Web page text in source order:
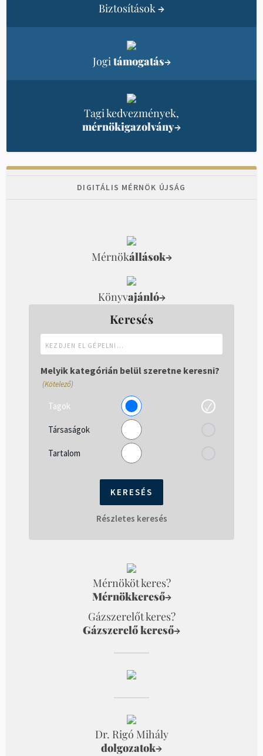
Biztosítások →
Jogitámogatás→
Tagi kedvezmények,
mérnökigazolvány→
DIGITÁLIS MÉRNÖK ÚJSÁG
Mérnökállások→
Könyvajánló→
Keresés
el
gépelni...
Melyik kategórián belül szeretne keresni?
(Kötelező)
Tagok
Társaságok
Tartalom
Részletes keresés
Mérnököt keres?
Mérnökkereső→
Gázszerelőt keres?
Gázszerelő kereső→
Dr. Rigó Mihály
dolgozatok→